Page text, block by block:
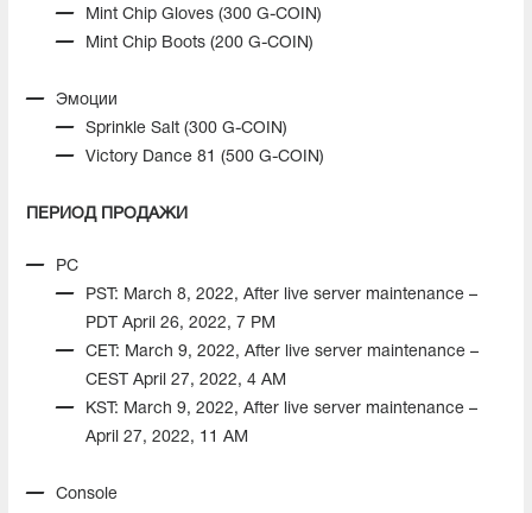
Mint Chip Gloves (300 G-COIN)
Mint Chip Boots (200 G-COIN)
Эмоции
Sprinkle Salt (300 G-COIN)
Victory Dance 81 (500 G-COIN)
ПЕРИОД ПРОДАЖИ
PC
PST: March 8, 2022, After live server maintenance –
PDT April 26, 2022, 7 PM
CET: March 9, 2022, After live server maintenance –
CEST April 27, 2022, 4 AM
KST: March 9, 2022, After live server maintenance –
April 27, 2022, 11 AM
Console